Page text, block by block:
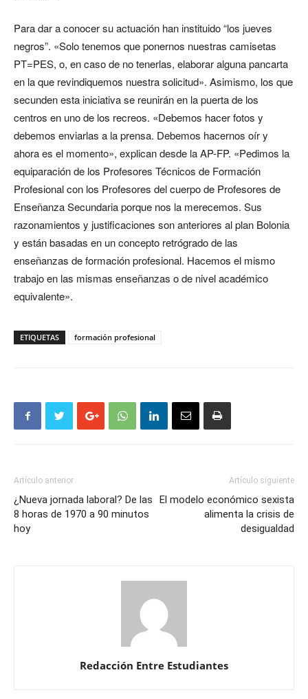
Para dar a conocer su actuación han instituido “los jueves
negros”. «Solo tenemos que ponernos nuestras camisetas
PT=PES, o, en caso de no tenerlas, elaborar alguna pancarta
en la que revindiquemos nuestra solicitud». Asimismo, los que
secunden esta iniciativa se reunirán en la puerta de los
centros en uno de los recreos. «Debemos hacer fotos y
debemos enviarlas a la prensa. Debemos hacernos oír y
ahora es el momento», explican desde la AP-FP. «Pedimos la
equiparación de los Profesores Técnicos de Formación
Profesional con los Profesores del cuerpo de Profesores de
Enseñanza Secundaria porque nos la merecemos. Sus
razonamientos y justificaciones son anteriores al plan Bolonia
y están basadas en un concepto retrógrado de las
enseñanzas de formación profesional. Hacemos el mismo
trabajo en las mismas enseñanzas o de nivel académico
equivalente».
ETIQUETAS formación profesional
Artículo anterior
¿Nueva jornada laboral? De las
8 horas de 1970 a 90 minutos
hoy
Artículo siguiente
El modelo económico sexista
alimenta la crisis de
desigualdad
Redacción Entre Estudiantes